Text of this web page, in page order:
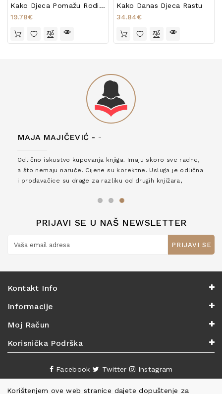
Kako Djeca Pomažu Roditeljima Da Odrastu
19.78€
Kako Danas Djeca Rastu
34.84€
Korištenjem ove web stranice dajete dopuštenje za
MAJA MAJIČEVIĆ - -
Odlično iskustvo kupovanja knjiga. Imaju skoro sve radne,
a što nemaju naruče. Cijene su korektne. Usluga je odlična
i prodavačice su drage za razliku od drugih knjižara,
PRIJAVI SE U NAŠ NEWSLETTER
PRIJAVI SE
Kontakt Info
Informacije
Moj Račun
Korisnička Podrška
Facebook Twitter Instagram